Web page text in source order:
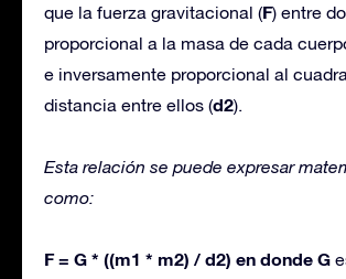
que la fuerza gravitacional (F) entre
proporcional a la masa de cada
e inversamente proporcional al
distancia entre ellos (d2).
Esta relación se puede expresar
como:
F = G * ((m1 * m2) / d2) en donde G